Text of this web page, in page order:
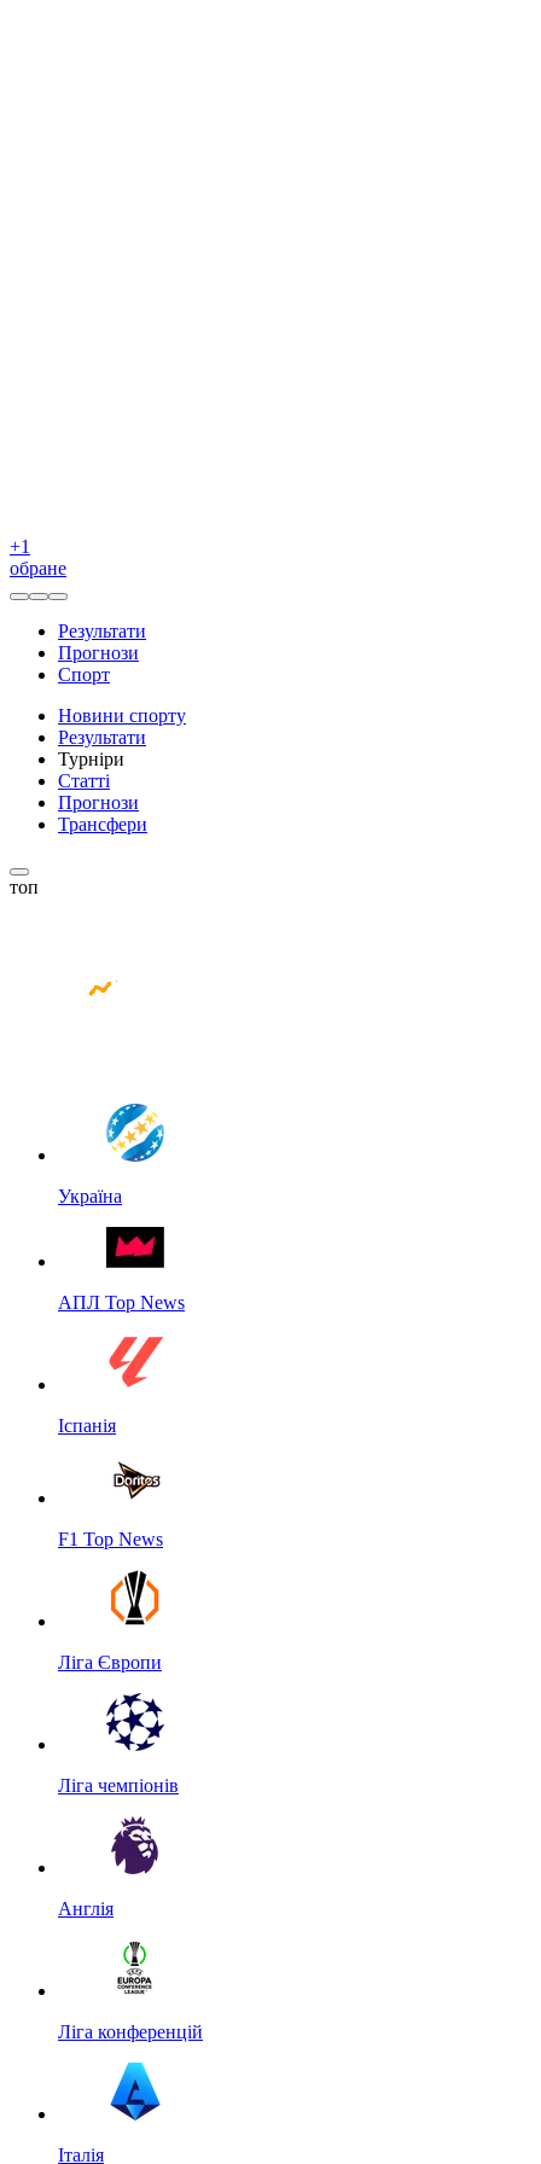
+1
обране
Результати
Прогнози
Спорт
Новини спорту
Результати
Турніри
Статті
Прогнози
Трансфери
топ
Україна
АПЛ Top News
Іспанія
F1 Top News
Ліга Європи
Ліга чемпіонів
Англія
Ліга конференцій
Італія